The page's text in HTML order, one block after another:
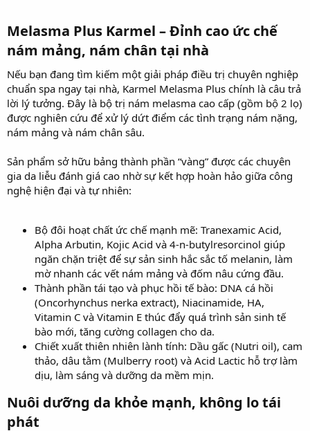
Melasma Plus Karmel – Đỉnh cao ức chế
nám mảng, nám chân tại nhà​
Nếu bạn đang tìm kiếm một giải pháp điều trị chuyên nghiệp
chuẩn spa ngay tại nhà, Karmel Melasma Plus chính là câu trả
lời lý tưởng. Đây là bộ trị nám melasma cao cấp (gồm bộ 2 lọ)
được nghiên cứu để xử lý dứt điểm các tình trạng nám nặng,
nám mảng và nám chân sâu.
Sản phẩm sở hữu bảng thành phần “vàng” được các chuyên
gia da liễu đánh giá cao nhờ sự kết hợp hoàn hảo giữa công
nghệ hiện đại và tự nhiên:
Bộ đôi hoạt chất ức chế mạnh mẽ: Tranexamic Acid,
Alpha Arbutin, Kojic Acid và 4-n-butylresorcinol giúp
ngăn chặn triệt để sự sản sinh hắc sắc tố melanin, làm
mờ nhanh các vết nám mảng và đốm nâu cứng đầu.
Thành phần tái tạo và phục hồi tế bào: DNA cá hồi
(Oncorhynchus nerka extract), Niacinamide, HA,
Vitamin C và Vitamin E thúc đẩy quá trình sản sinh tế
bào mới, tăng cường collagen cho da.
Chiết xuất thiên nhiên lành tính: Dầu gấc (Nutri oil), cam
thảo, dâu tằm (Mulberry root) và Acid Lactic hỗ trợ làm
dịu, làm sáng và dưỡng da mềm mịn.
Nuôi dưỡng da khỏe mạnh, không lo tái
phát​